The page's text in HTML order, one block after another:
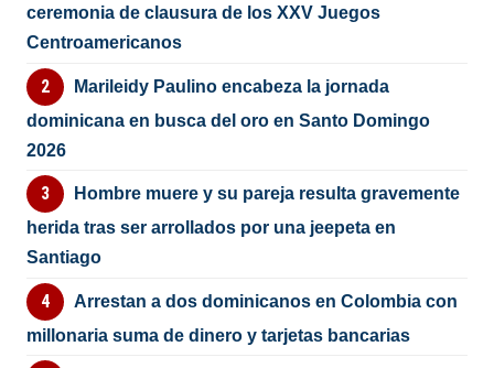
ceremonia de clausura de los XXV Juegos
Centroamericanos
Marileidy Paulino encabeza la jornada
dominicana en busca del oro en Santo Domingo
2026
Hombre muere y su pareja resulta gravemente
herida tras ser arrollados por una jeepeta en
Santiago
Arrestan a dos dominicanos en Colombia con
millonaria suma de dinero y tarjetas bancarias